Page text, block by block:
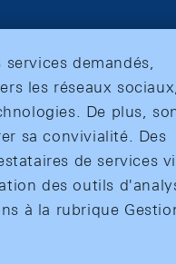
demandés,
les réseaux
De plus,
sa convivialité. Des
de services
des outils
à la rubrique